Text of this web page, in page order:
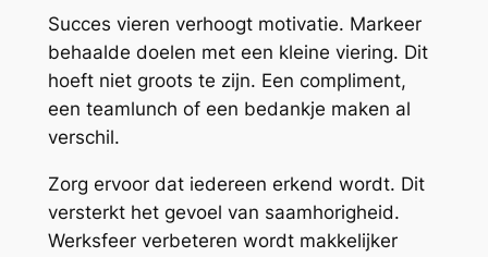
Succes vieren verhoogt motivatie. Markeer
behaalde doelen met een kleine viering. Dit
hoeft niet groots te zijn. Een compliment,
een teamlunch of een bedankje maken al
verschil.
Zorg ervoor dat iedereen erkend wordt. Dit
versterkt het gevoel van saamhorigheid.
Werksfeer verbeteren wordt makkelijker